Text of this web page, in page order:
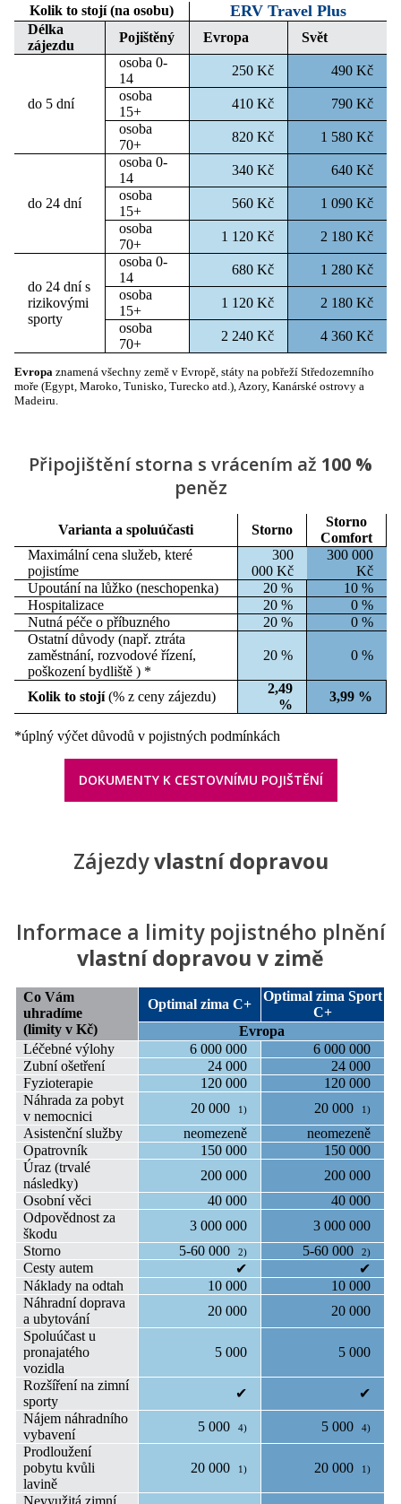
Kolik to stojí (na osobu) ERV Travel Plus
Délka
zájezdu
Pojištěný Evropa Svět
do 5 dní
osoba 0-
14
250 Kč
490 Kč
osoba
15+
410 Kč
790 Kč
osoba
70+
820 Kč 1 580 Kč
do 24 dní
osoba 0-
14
340 Kč
640 Kč
osoba
15+
560 Kč
1 090 Kč
osoba
70+
1 120 Kč 2 180 Kč
do 24 dní s
rizikovými
sporty
osoba 0-
14
680 Kč
1 280 Kč
osoba
15+
1 120 Kč
2 180 Kč
osoba
70+
2 240 Kč 4 360 Kč
Evropa znamená všechny země v Evropě, státy na pobřeží Středozemního
moře (Egypt, Maroko, Tunisko, Turecko atd.), Azory, Kanárské ostrovy a
Madeiru.
Připojištění storna s vrácením až 100 %
peněz
Varianta a spoluúčasti Storno
Storno
Comfort
Maximální cena služeb, které
pojistíme
300
000 Kč
300 000
Kč
Upoutání na lůžko (neschopenka)
20 %
10 %
Hospitalizace
20 %
0 %
Nutná péče o příbuzného
20 %
0 %
Ostatní důvody (např. ztráta
zaměstnání, rozvodové řízení,
poškození bydliště ) *
20 % 0 %
Kolik to stojí(% z ceny zájezdu)
2,49
%
3,99 %
*úplný výčet důvodů v pojistných podmínkách
DOKUMENTY K CESTOVNÍMU POJIŠTĚNÍ
Zájezdyvlastní dopravou
Informace a limity pojistného plnění
vlastní dopravou v zimě
Co Vám
uhradíme
(limity v Kč)
Optimal zima C+
Optimal zima Sport
C+
Evropa
Léčebné výlohy
6 000 000
6 000 000
Zubní ošetření
24 000
24 000
Fyzioterapie
120 000
120 000
Náhrada za pobyt
v nemocnici
20 000 1) 20 000 1)
Asistenční služby neomezeně
neomezeně
Opatrovník
150 000
150 000
Úraz (trvalé
následky)
200 000
200 000
Osobní věci
40 000
40 000
Odpovědnost za
škodu
3 000 000
3 000 000
Storno
5-60 000 2) 5-60 000 2)
Cesty autem ✔
✔
Náklady na odtah
10 000
10 000
Náhradní doprava
a ubytování
20 000
20 000
Spoluúčast u
pronajatého
vozidla
5 000 5 000
Rozšíření na zimní
sporty
✔
✔
Nájem náhradního
vybavení
5 000 4) 5 000 4)
Prodloužení
pobytu kvůli
lavině
20 000 1) 20 000 1)
Nevyužitá zimní